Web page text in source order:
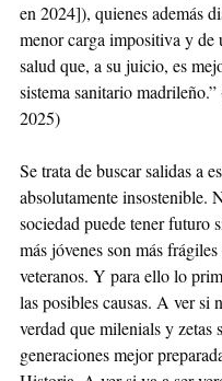
en 2024]), quienes además
menor carga impositiva y de
salud que, a su juicio, es
sistema sanitario
2025)
Se trata de buscar salidas a
absolutamente insostenible.
sociedad puede tener futuro
más jóvenes son más
veteranos. Y para ello lo
las posibles causas. A ver si
verdad que milenials y zetas
generaciones mejor